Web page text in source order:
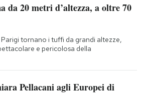
da 20 metri d’altezza, a oltre 70
tornano i tuffi da grandi altezze,
e pericolosa della
Pellacani agli Europei di